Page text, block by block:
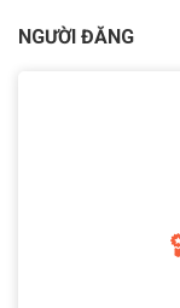
NGƯỜI ĐĂNG